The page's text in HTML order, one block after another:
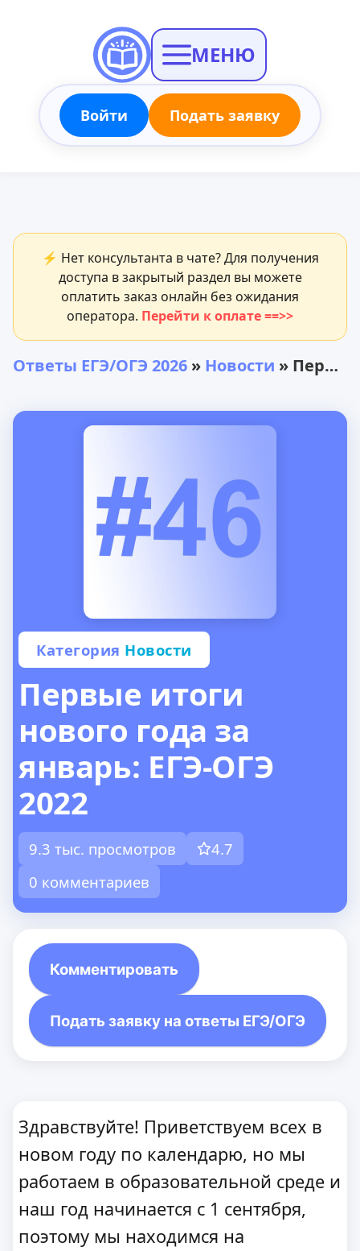
МЕНЮ
Войти Подать заявку
⚡ Нет консультанта в чате? Для получения
доступа в закрытый раздел вы можете
оплатить заказ онлайн без ожидания
оператора. Перейти к оплате ==>>
Ответы ЕГЭ/ОГЭ 2026 » Новости » Первые итоги нового года за январь: ЕГЭ-ОГЭ 2022
Категория Новости
Первые итоги
нового года за
январь: ЕГЭ-ОГЭ
2022
9.3 тыс. просмотров
4.7
0 комментариев
Комментировать
Подать заявку на ответы ЕГЭ/ОГЭ
Здравствуйте! Приветствуем всех в
новом году по календарю, но мы
работаем в образовательной среде и
наш год начинается с 1 сентября,
поэтому мы находимся на